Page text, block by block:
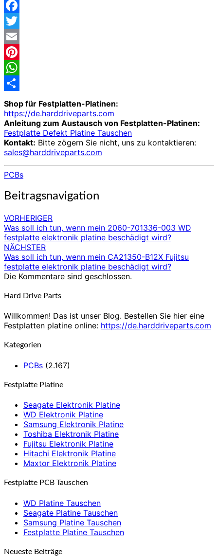
Facebook
Twitter
Email
Pinterest
WhatsApp
Share
Shop für Festplatten-Platinen:
https://de.harddriveparts.com
Anleitung zum Austausch von Festplatten-Platinen:
Festplatte Defekt Platine Tauschen
Kontakt: Bitte zögern Sie nicht, uns zu kontaktieren:
sales@harddriveparts.com
PCBs
Beitragsnavigation
VORHERIGER
Was soll ich tun, wenn mein 2060-701336-003 WD
festplatte elektronik platine beschädigt wird?
NÄCHSTER
Was soll ich tun, wenn mein CA21350-B12X Fujitsu
festplatte elektronik platine beschädigt wird?
Die Kommentare sind geschlossen.
Hard Drive Parts
Willkommen! Das ist unser Blog. Bestellen Sie hier eine
Festplatten platine online: https://de.harddriveparts.com
Kategorien
PCBs (2.167)
Festplatte Platine
Seagate Elektronik Platine
WD Elektronik Platine
Samsung Elektronik Platine
Toshiba Elektronik Platine
Fujitsu Elektronik Platine
Hitachi Elektronik Platine
Maxtor Elektronik Platine
Festplatte PCB Tauschen
WD Platine Tauschen
Seagate Platine Tauschen
Samsung Platine Tauschen
Festplatte Platine Tauschen
Neueste Beiträge